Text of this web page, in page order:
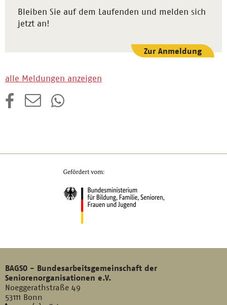
Bleiben Sie auf dem Laufenden und melden sich
jetzt an!
Zur Anmeldung
alle Meldungen anzeigen
BAGSO - Bundesarbeitsgemeinschaft der
Seniorenorganisationen e.V.
Noeggerathstraße 49
53111 Bonn